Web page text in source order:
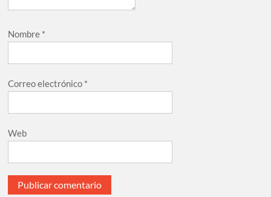
Nombre *
Correo electrónico *
Web